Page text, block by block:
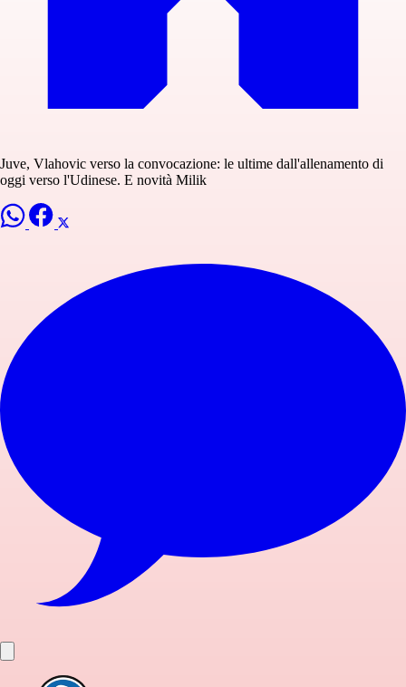
Juve, Vlahovic verso la convocazione: le ultime dall'allenamento di
oggi verso l'Udinese. E novità Milik